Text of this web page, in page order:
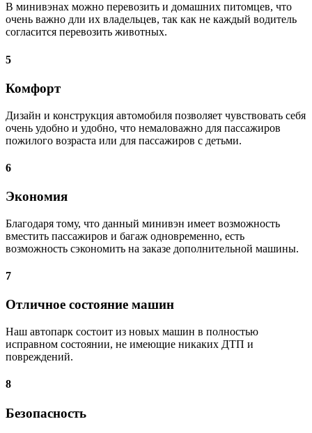
В минивэнах можно перевозить и домашних питомцев, что
очень важно дли их владельцев, так как не каждый водитель
согласится перевозить животных.
5
Комфорт
Дизайн и конструкция автомобиля позволяет чувствовать себя
очень удобно и удобно, что немаловажно для пассажиров
пожилого возраста или для пассажиров с детьми.
6
Экономия
Благодаря тому, что данный минивэн имеет возможность
вместить пассажиров и багаж одновременно, есть
возможность сэкономить на заказе дополнительной машины.
7
Отличное состояние машин
Наш автопарк состоит из новых машин в полностью
исправном состоянии, не имеющие никаких ДТП и
повреждений.
8
Безопасность